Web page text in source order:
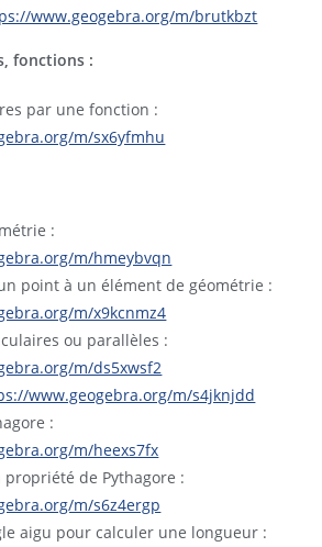
www.geogebra.org/m/brutkbzt
fonctions :
par une fonction :
m/sx6yfmhu
:
m/hmeybvqn
point à un élément de géométrie :
m/x9kcnmz4
ou parallèles :
m/ds5xwsf2
www.geogebra.org/m/s4jknjdd
:
m/heexs7fx
propriété de Pythagore :
m/s6z4ergp
aigu pour calculer une longueur :